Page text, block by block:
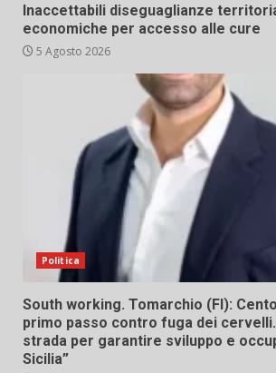
Inaccettabili diseguaglianze
economiche per accesso alle cure
5 Agosto 2026
Politica
South working. Tomarchio (FI):
primo passo contro fuga dei
strada per garantire sviluppo e
Sicilia”